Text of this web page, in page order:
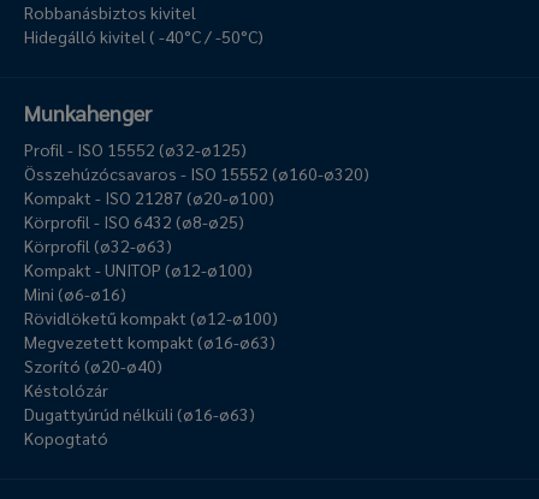
Robbanásbiztos kivitel
Hidegálló kivitel ( -40°C / -50°C)
Munkahenger
Profil - ISO 15552 (ø32-ø125)
Összehúzócsavaros - ISO 15552 (ø160-ø320)
Kompakt - ISO 21287 (ø20-ø100)
Körprofil - ISO 6432 (ø8-ø25)
Körprofil (ø32-ø63)
Kompakt - UNITOP (ø12-ø100)
Mini (ø6-ø16)
Rövidlöketű kompakt (ø12-ø100)
Megvezetett kompakt (ø16-ø63)
Szorító (ø20-ø40)
Késtolózár
Dugattyúrúd nélküli (ø16-ø63)
Kopogtató